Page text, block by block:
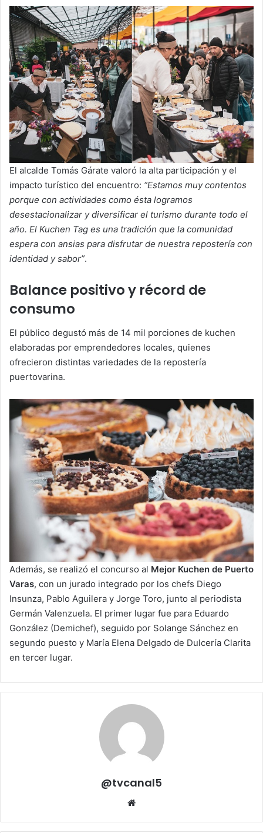
El alcalde Tomás Gárate valoró la alta participación y el
impacto turístico del encuentro: “Estamos muy contentos
porque con actividades como ésta logramos
desestacionalizar y diversificar el turismo durante todo el
año. El Kuchen Tag es una tradición que la comunidad
espera con ansias para disfrutar de nuestra repostería con
identidad y sabor”.
Balance positivo y récord de
consumo
El público degustó más de 14 mil porciones de kuchen
elaboradas por emprendedores locales, quienes
ofrecieron distintas variedades de la repostería
puertovarina.
Además, se realizó el concurso al Mejor Kuchen de Puerto
Varas, con un jurado integrado por los chefs Diego
Insunza, Pablo Aguilera y Jorge Toro, junto al periodista
Germán Valenzuela. El primer lugar fue para Eduardo
González (Demichef), seguido por Solange Sánchez en
segundo puesto y María Elena Delgado de Dulcería Clarita
en tercer lugar.
@tvcanal5